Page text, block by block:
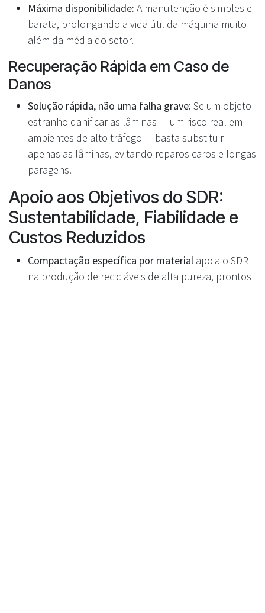
Máxima disponibilidade: A manutenção é simples e
barata, prolongando a vida útil da máquina muito
além da média do setor.
Recuperação Rápida em Caso de
Danos
Solução rápida, não uma falha grave: Se um objeto
estranho danificar as lâminas — um risco real em
ambientes de alto tráfego — basta substituir
apenas as lâminas, evitando reparos caros e longas
paragens.
Apoio aos Objetivos do SDR:
Sustentabilidade, Fiabilidade e
Custos Reduzidos
Compactação específica por material apoia o SDR
na produção de recicláveis de alta pureza, prontos